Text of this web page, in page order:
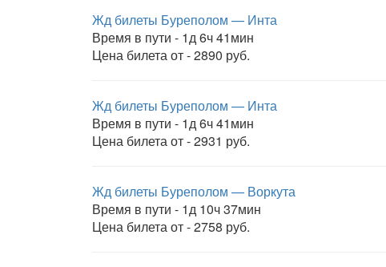
Жд билеты Буреполом — Инта
Время в пути - 1д 6ч 41мин
Цена билета от - 2890 руб.
Жд билеты Буреполом — Инта
Время в пути - 1д 6ч 41мин
Цена билета от - 2931 руб.
Жд билеты Буреполом — Воркута
Время в пути - 1д 10ч 37мин
Цена билета от - 2758 руб.